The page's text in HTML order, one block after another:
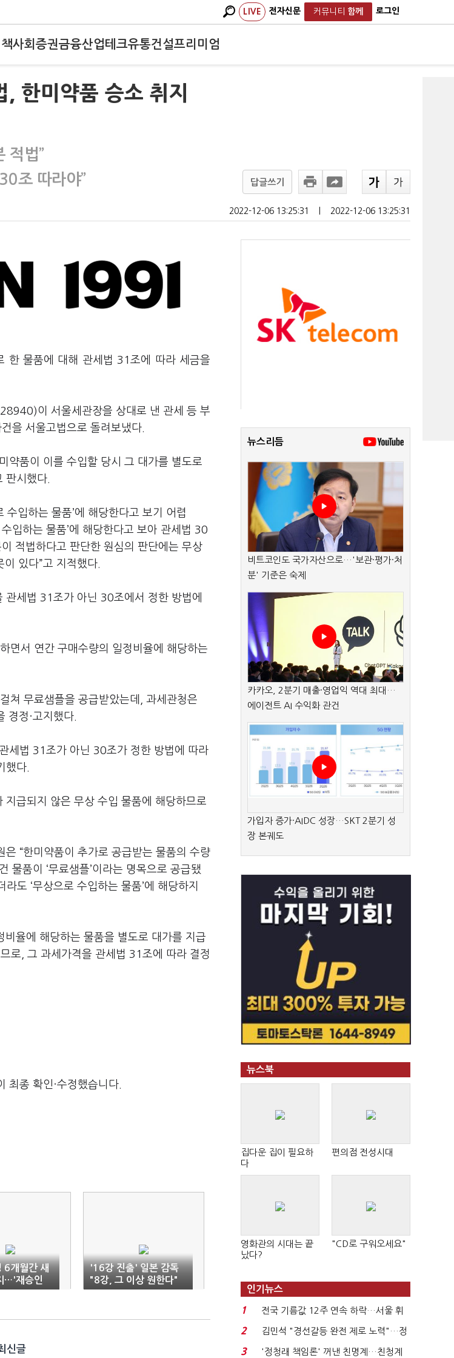
LIVE 전자신문 커뮤니티 함께 로그인
사회 증권금융산업테크유통건설프리미엄
한미약품 승소 취지
적법”
조 따라야”
답글쓰기
2022-12-06 13:25:31 2022-12-06 13:25:31
한 물품에 대해 관세법 31조에 따라 세금을
이 서울세관장을 상대로 낸 관세 등 부
을 서울고법으로 돌려보냈다.
약품이 이를 수입할 당시 그 대가를 별도로
판시했다.
입하는 물품’에 해당한다고 보기 어렵
입하는 물품’에 해당한다고 보아 관세법 30
적법하다고 판단한 원심의 판단에는 무상
있다”고 지적했다.
세법 31조가 아닌 30조에서 정한 방법에
면서 연간 구매수량의 일정비율에 해당하는
무료샘플을 공급받았는데, 과세관청은
경정·고지했다.
세법 31조가 아닌 30조가 정한 방법에 따라
했다.
지급되지 않은 무상 수입 물품에 해당하므로
“한미약품이 추가로 공급받는 물품의 수량
품이 ‘무료샘플’이라는 명목으로 공급됐
도 ‘무상으로 수입하는 물품’에 해당하지
율에 해당하는 물품을 별도로 대가를 지급
로, 그 과세가격을 관세법 31조에 따라 결정
최종 확인·수정했습니다.
6개월간 새
…'재승인
집유 확정
'16강 진출' 일본 감독
"8강, 그 이상 원한다"
신글
뉴스리듬
비트코인도 국가자산으로…'보관·평가·처
분' 기준은 숙제
카카오, 2분기 매출·영업익 역대 최대…
에이전트 AI 수익화 관건
가입자 증가·AIDC 성장…SKT 2분기 성
장 본궤도
뉴스북
집다운 집이 필요하
다
편의점 전성시대
영화관의 시대는 끝
났다?
"CD로 구워오세요"
인기뉴스
1
전국 기름값 12주 연속 하락…서울 휘
발윳값 1909원...
2
김민석 "경선갈등 완전 제로 노력"…정
청래 "반명 공세 사...
3 '정청래 책임론' 꺼낸 친명계…친청계